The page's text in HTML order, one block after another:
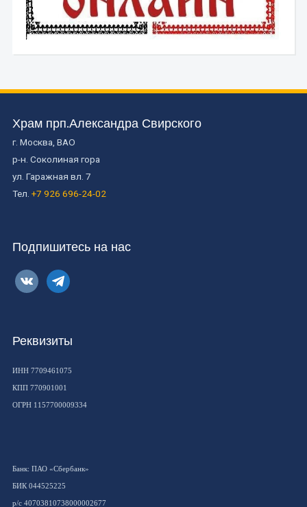
Храм прп.Александра Свирского
г. Москва, ВАО
р-н. Соколиная гора
ул. Гаражная вл. 7
Тел. +7 926 696-24-02
Подпишитесь на нас
vkontaktetelegram
Реквизиты
ИНН 7709461075
КПП 770901001
ОГРН 1157700009334
Банк: ПАО «Сбербанк»
БИК 044525225
р/с 40703810738000002677